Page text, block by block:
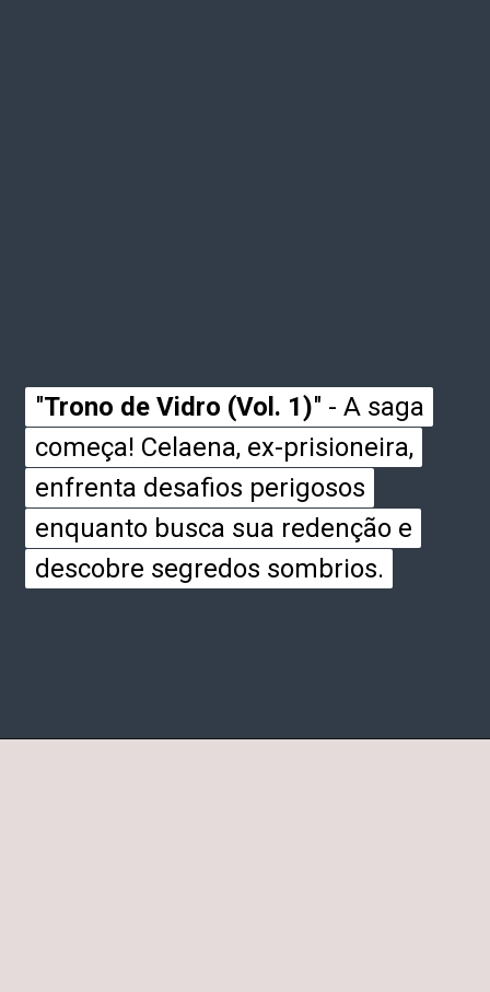
"Trono de Vidro (Vol. 1)" - A saga
começa! Celaena, ex-prisioneira,
enfrenta desafios perigosos
enquanto busca sua redenção e
descobre segredos sombrios.
"Trono de Vidro (Vol. 1)" - A saga
começa! Celaena, ex-prisioneira,
enfrenta desafios perigosos
enquanto busca sua redenção e
descobre segredos sombrios.